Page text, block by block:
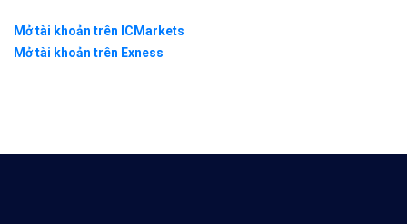
Mở tài khoản trên ICMarkets
Mở tài khoản trên Exness